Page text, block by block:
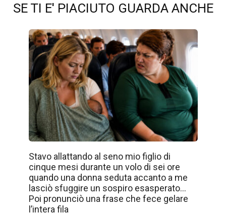
SE TI E' PIACIUTO GUARDA ANCHE
Stavo allattando al seno mio figlio di
cinque mesi durante un volo di sei ore
quando una donna seduta accanto a me
lasciò sfuggire un sospiro esasperato…
Poi pronunciò una frase che fece gelare
l’intera fila